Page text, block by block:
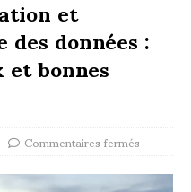
données :
bonnes
Commentaires fermés